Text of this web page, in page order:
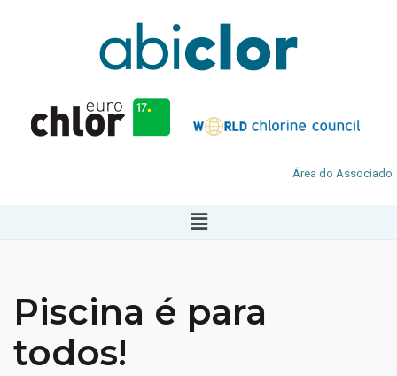
Área do Associado
Piscina é para
todos!